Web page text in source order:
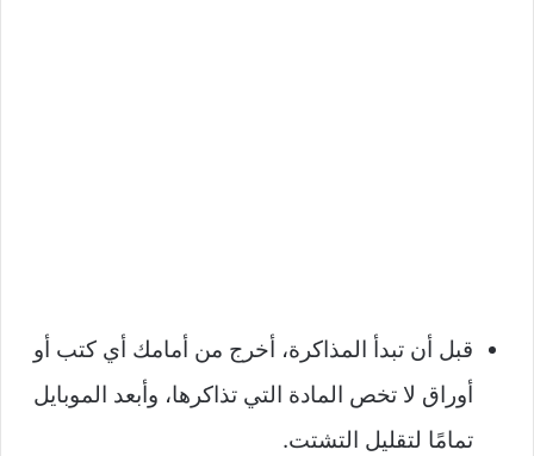
قبل أن تبدأ المذاكرة، أخرج من أمامك أي كتب أو
أوراق لا تخص المادة التي تذاكرها، وأبعد الموبايل
تمامًا لتقليل التشتت.​